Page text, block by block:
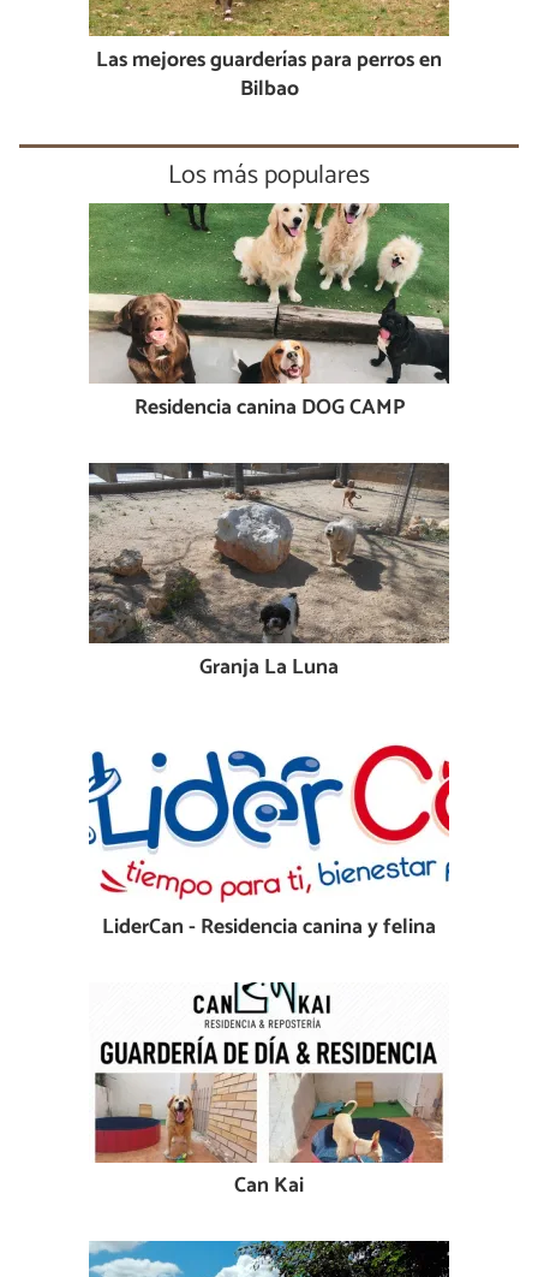
Las mejores guarderías para perros en
Bilbao
Los más populares
Residencia canina DOG CAMP
Granja La Luna
LiderCan - Residencia canina y felina
Can Kai